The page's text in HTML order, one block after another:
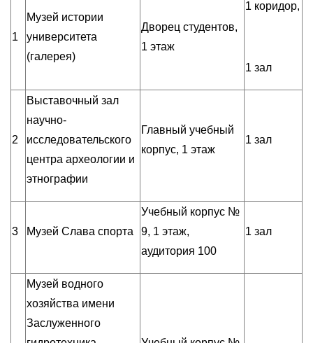
1
Музей истории
университета
(галерея)
Дворец студентов,
1 этаж
1 коридор,
1 зал
2
Выставочный зал
научно-
исследовательского
центра археологии и
этнографии
Главный учебный
корпус, 1 этаж
1 зал
3 Музей Слава спорта
Учебный корпус №
9, 1 этаж,
аудитория 100
1 зал
Музей водного
хозяйства имени
Заслуженного